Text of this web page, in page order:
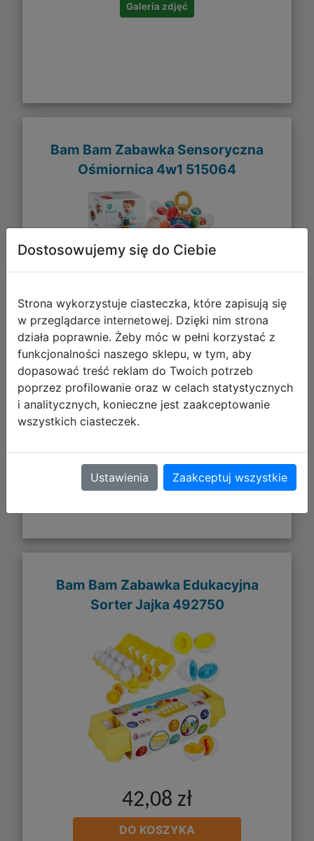
Galeria zdjęć
Bam Bam Zabawka Sensoryczna
Ośmiornica 4w1 515064
32,23 zł
DO KOSZYKA
Bam Bam Zabawka Edukacyjna
Sorter Jajka 492750
42,08 zł
DO KOSZYKA
Dostosowujemy się do Ciebie
Strona wykorzystuje ciasteczka, które zapisują się
w przeglądarce internetowej. Dzięki nim strona
działa poprawnie. Żeby móc w pełni korzystać z
funkcjonalności naszego sklepu, w tym, aby
dopasować treść reklam do Twoich potrzeb
poprzez profilowanie oraz w celach statystycznych
i analitycznych, konieczne jest zaakceptowanie
wszystkich ciasteczek.
Ustawienia Zaakceptuj wszystkie